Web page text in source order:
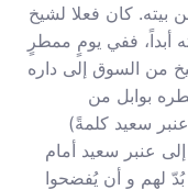
بيته. كان فعلا لشيخ
أبداً، ففي يومٍ ممطرٍ
من السوق إلى داره
بوابل من
سعيد كلمةً)
عنبر سعيد أمام
بُدّ لهم و أن يُفضحوا